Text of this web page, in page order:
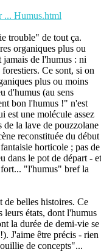
... Humus.html
trouble" de tout ça.
organiques plus ou
jamais de l'humus : ni
Ce sont, si on
plus ou moins
d'humus (au sens
bon l'humus !" n'est
est une molécule assez
la lave de pouzzolane
reconstituée du début
horticole ; pas de
dans le pot de départ - et
fort... "l'humus" bref la
de belles histoires. Ce
leurs états, dont l'humus
la durée de demi-vie se
J'aime être précis - rien
de concepts"...